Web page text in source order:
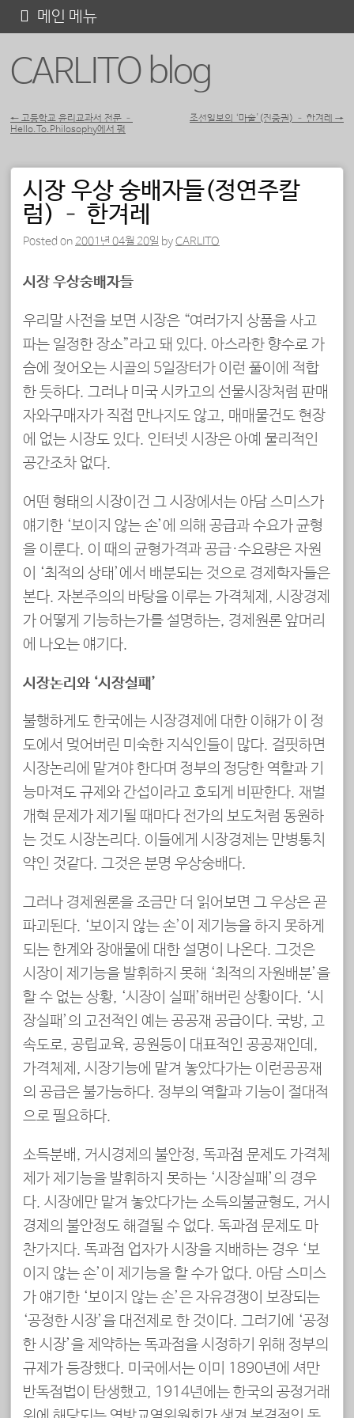
CARLITO blog
메인 메뉴
텐
포스트 내비게이션
← 고등학교 윤리교과서 전문 –
Hello.To.Philosophy에서 펌
조선일보의 ‘마술'(진중권) – 한겨레 →
시장 우상 숭배자들(정연주칼
럼) – 한겨레
Posted on 2001년 04월 20일 byCARLITO
시장 우상숭배자들
우리말 사전을 보면 시장은 “여러가지 상품을 사고
파는 일정한 장소”라고 돼 있다. 아스라한 향수로 가
슴에 젖어오는 시골의 5일장터가 이런 풀이에 적합
한 듯하다. 그러나 미국 시카고의 선물시장처럼 판매
자와구매자가 직접 만나지도 않고, 매매물건도 현장
에 없는 시장도 있다. 인터넷 시장은 아예 물리적인
공간조차 없다.
어떤 형태의 시장이건 그 시장에서는 아담 스미스가
얘기한 ‘보이지 않는 손’에 의해 공급과 수요가 균형
을 이룬다. 이 때의 균형가격과 공급·수요량은 자원
이 ‘최적의 상태’에서 배분되는 것으로 경제학자들은
본다. 자본주의의 바탕을 이루는 가격체제, 시장경제
가 어떻게 기능하는가를 설명하는, 경제원론 앞머리
에 나오는 얘기다.
시장논리와 ‘시장실패’
불행하게도 한국에는 시장경제에 대한 이해가 이 정
도에서 멎어버린 미숙한 지식인들이 많다. 걸핏하면
시장논리에 맡겨야 한다며 정부의 정당한 역할과 기
능마져도 규제와 간섭이라고 호되게 비판한다. 재벌
개혁 문제가 제기될 때마다 전가의 보도처럼 동원하
는 것도 시장논리다. 이들에게 시장경제는 만병통치
약인 것같다. 그것은 분명 우상숭배다.
그러나 경제원론을 조금만 더 읽어보면 그 우상은 곧
파괴된다. ‘보이지 않는 손’이 제기능을 하지 못하게
되는 한계와 장애물에 대한 설명이 나온다. 그것은
시장이 제기능을 발휘하지 못해 ‘최적의 자원배분’을
할 수 없는 상황, ‘시장이 실패’해버린 상황이다. ‘시
장실패’의 고전적인 예는 공공재 공급이다. 국방, 고
속도로, 공립교육, 공원등이 대표적인 공공재인데,
가격체제, 시장기능에 맡겨 놓았다가는 이런공공재
의 공급은 불가능하다. 정부의 역할과 기능이 절대적
으로 필요하다.
소득분배, 거시경제의 불안정, 독과점 문제도 가격체
제가 제기능을 발휘하지 못하는 ‘시장실패’의 경우
다. 시장에만 맡겨 놓았다가는 소득의불균형도, 거시
경제의 불안정도 해결될 수 없다. 독과점 문제도 마
찬가지다. 독과점 업자가 시장을 지배하는 경우 ‘보
이지 않는 손’이 제기능을 할 수가 없다. 아담 스미스
가 얘기한 ‘보이지 않는 손’은 자유경쟁이 보장되는
‘공정한 시장’을 대전제로 한 것이다. 그러기에 ‘공정
한 시장’을 제약하는 독과점을 시정하기 위해 정부의
규제가 등장했다. 미국에서는 이미 1890년에 셔만
반독점법이 탄생했고, 1914년에는 한국의 공정거래